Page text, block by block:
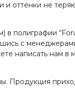
и оттенки не
полиграфии
с
написать нам в
Продукция